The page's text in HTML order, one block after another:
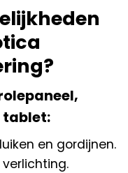
tablet:
en gordijnen.